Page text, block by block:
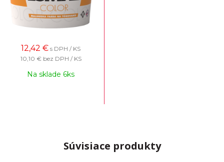
12,42 € s DPH / KS
10,10 € bez DPH / KS
Na sklade 6ks
Súvisiace produkty